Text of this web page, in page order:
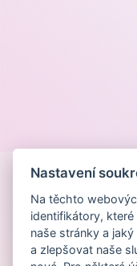
Nastavení
Na těchto
identifikátory,
naše stránky a
a zlepšovat naše